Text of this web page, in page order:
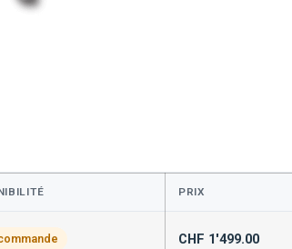
PRIX
CHF 1'499.00